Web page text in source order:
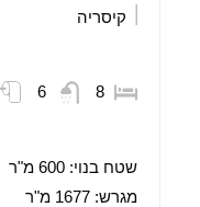
קיסריה
8
6
שטח בנוי:600 מ"ר
מגרש:1677 מ"ר